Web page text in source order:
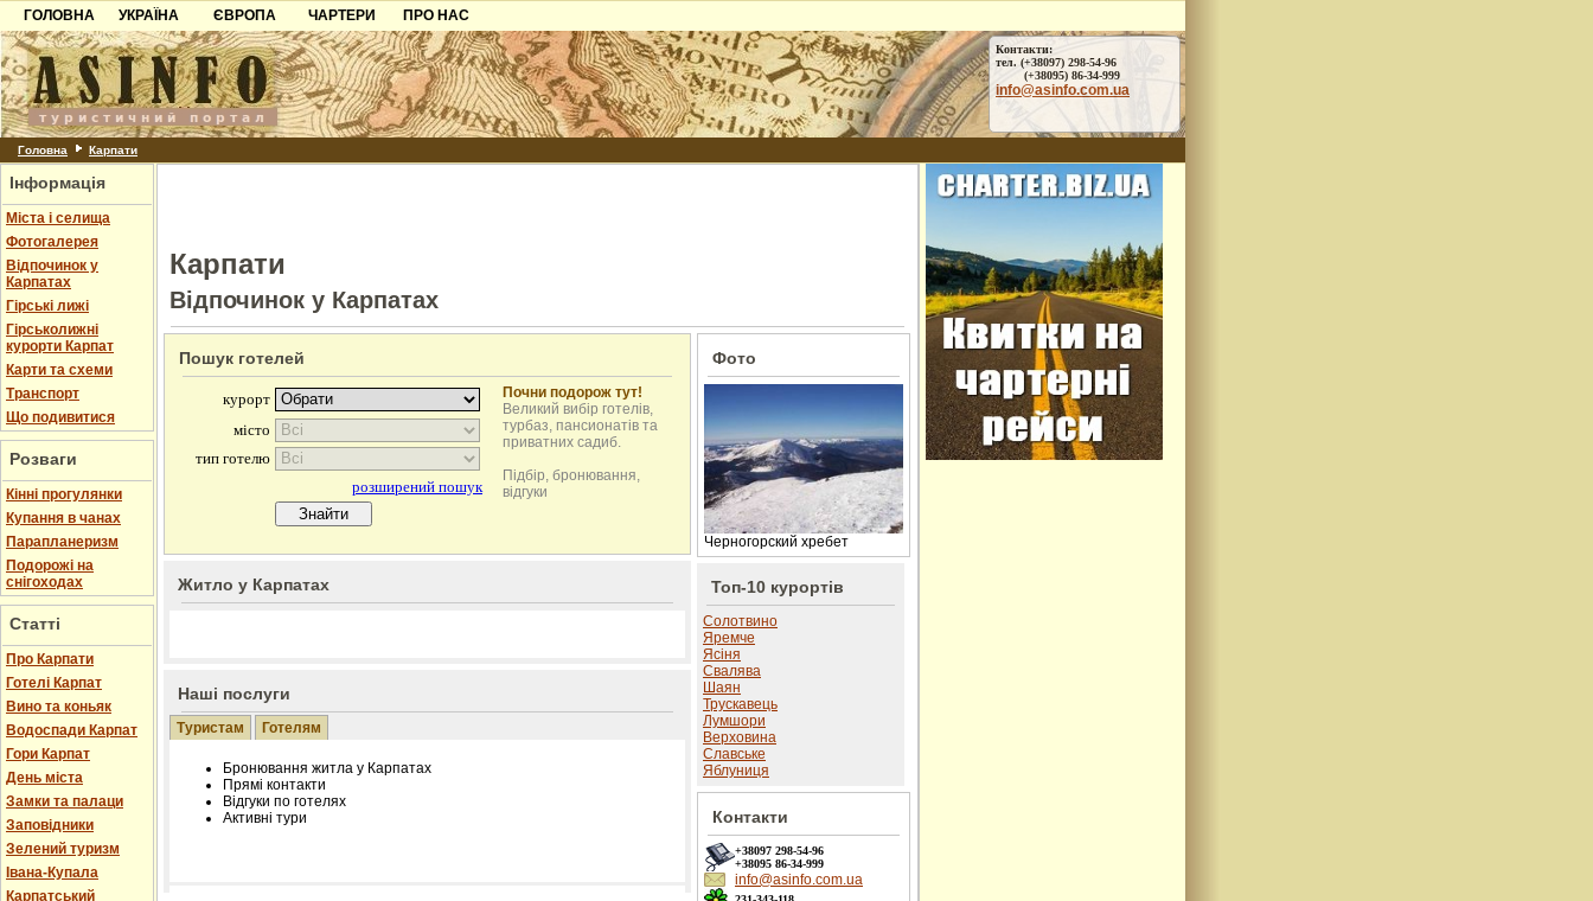
ГОЛОВНА
УКРАЇНА
Карпати
Азов
Причорноморря
Шацьк
ЄВРОПА
Чорногорія
Хорватія
Болгарія
ЧАРТЕРИ
ПРО НАС
Контакти
Партнерам
Додати готель
Контакти:
тел. (+38097) 298-54-96
(+38095) 86-34-999
info@asinfo.com.ua
Головна Карпати
Інформація
Міста і селища
Фотогалерея
Відпочинок у
Карпатах
Гірські лижі
Гірськолижні
курорти Карпат
Карти та схеми
Транспорт
Що подивитися
Розваги
Кінні прогулянки
Купання в чанах
Парапланеризм
Подорожі на
снігоходах
Статті
Про Карпати
Готелі Карпат
Вино та коньяк
Водоспади Карпат
Гори Карпат
День міста
Замки та палаци
Заповідники
Зелений туризм
Івана-Купала
Карпатський
Карпати
Відпочинок у Карпатах
Пошук готелей
Почни подорож тут!
Великий вибір готелів,
турбаз, пансионатів та
приватних садиб.
Підбір, бронювання,
відгуки
Житло у Карпатах
Наші послуги
Туристам Готелям
Бронювання житла у Карпатах
Прямі контакти
Відгуки по готелях
Активні тури
Фото
Черногорский хребет
Топ-10 курортів
Солотвино
Яремче
Ясіня
Свалява
Шаян
Трускавець
Лумшори
Верховина
Славське
Яблуниця
Контакти
+38097 298-54-96
+38095 86-34-999
info@asinfo.com.ua